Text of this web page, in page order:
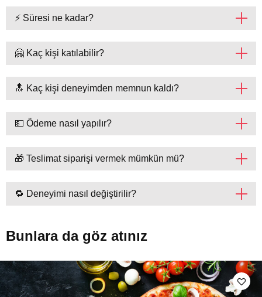
⚡ Süresi ne kadar?
🤗 Kaç kişi katılabilir?
🔝 Kaç kişi deneyimden memnun kaldı?
💵 Ödeme nasıl yapılır?
🎁 Teslimat siparişi vermek mümkün mü?
🔁 Deneyimi nasıl değiştirilir?
Bunlara da göz atınız